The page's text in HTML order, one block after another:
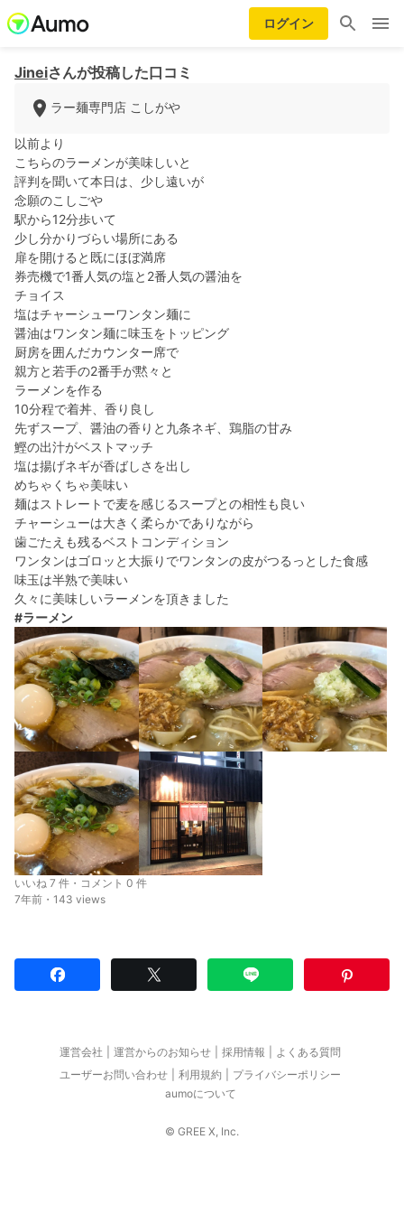
ログイン
Jineiさんが投稿した口コミ
ラー麺専門店 こしがや
以前より
こちらのラーメンが美味しいと
評判を聞いて本日は、少し遠いが
念願のこしごや
駅から12分歩いて
少し分かりづらい場所にある
扉を開けると既にほぼ満席
券売機で1番人気の塩と2番人気の醤油を
チョイス
塩はチャーシューワンタン麺に
醤油はワンタン麺に味玉をトッピング
厨房を囲んだカウンター席で
親方と若手の2番手が黙々と
ラーメンを作る
10分程で着丼、香り良し
先ずスープ、醤油の香りと九条ネギ、鶏脂の甘み
鰹の出汁がベストマッチ
塩は揚げネギが香ばしさを出し
めちゃくちゃ美味い
麺はストレートで麦を感じるスープとの相性も良い
チャーシューは大きく柔らかでありながら
歯ごたえも残るベストコンディション
ワンタンはゴロッと大振りでワンタンの皮がつるっとした食感
味玉は半熟で美味い
久々に美味しいラーメンを頂きました
#ラーメン
いいね 7 件・コメント 0 件
7年前・143 views
運営会社 運営からのお知らせ 採用情報
よくある質問
ユーザーお問い合わせ
利用規約
プライバシーポリシー
aumoについて
© GREE X, Inc.